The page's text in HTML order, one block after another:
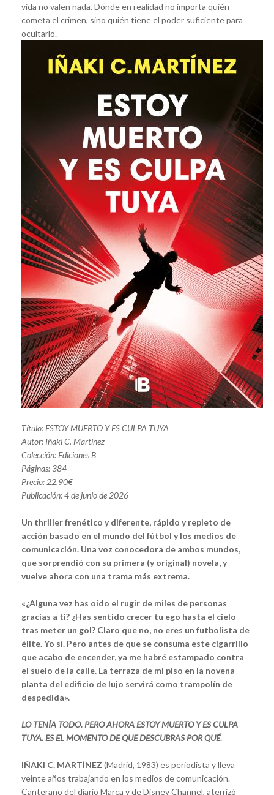
vida no valen nada. Donde en realidad no importa quién
cometa el crimen, sino quién tiene el poder suficiente para
ocultarlo.
Título: ESTOY MUERTO Y ES CULPA TUYA
Autor: Iñaki C. Martínez
Colección: Ediciones B
Páginas: 384
Precio: 22,90€
Publicación: 4 de junio de 2026
Un thriller frenético y diferente, rápido y repleto de
acción basado en el mundo del fútbol y los medios de
comunicación. Una voz conocedora de ambos mundos,
que sorprendió con su primera (y original) novela, y
vuelve ahora con una trama más extrema.
«¿Alguna vez has oído el rugir de miles de personas
gracias a ti? ¿Has sentido crecer tu ego hasta el cielo
tras meter un gol? Claro que no, no eres un futbolista de
élite. Yo sí. Pero antes de que se consuma este cigarrillo
que acabo de encender, ya me habré estampado contra
el suelo de la calle. La terraza de mi piso en la novena
planta del edificio de lujo servirá como trampolín de
despedida».
LO TENÍA TODO. PERO AHORA ESTOY MUERTO Y ES CULPA
TUYA. ES EL MOMENTO DE QUE DESCUBRAS POR QUÉ.
IÑAKI C. MARTÍNEZ (Madrid, 1983) es periodista y lleva
veinte años trabajando en los medios de comunicación.
Canterano del diario Marca y de Disney Channel, aterrizó